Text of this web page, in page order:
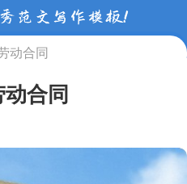
动合同
合同